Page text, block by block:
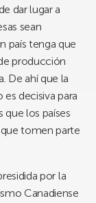
dar lugar a
sean
país tenga que
producción
De ahí que la
decisiva para
que los países
tomen parte
por la
Canadiense